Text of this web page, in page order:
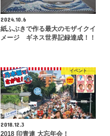
2024.10.6
紙ふぶきで作る最大のモザイクイ
メージ ギネス世界記録達成！！
イベント
2018.12.3
2018 印青連 大忘年会！